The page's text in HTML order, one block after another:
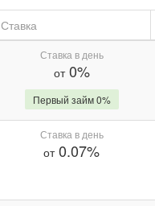
Ставка
Ставка в день
от0%
Первый займ 0%
Ставка в день
от0.07%